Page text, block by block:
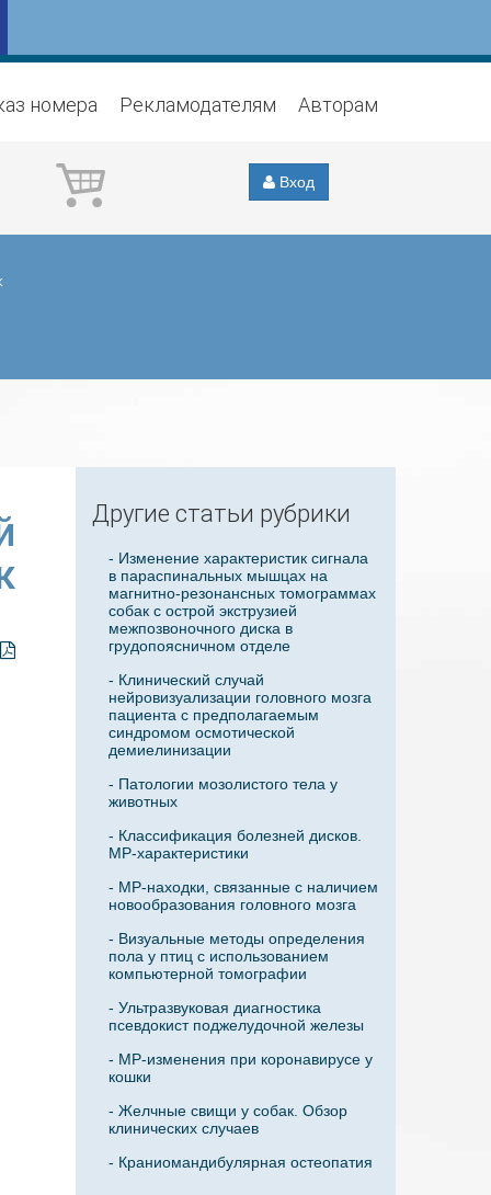
номера Рекламодателям Авторам
Вход
Другие статьи рубрики
- Изменение характеристик сигнала
в параспинальных мышцах на
магнитно-резонансных томограммах
собак с острой экструзией
межпозвоночного диска в
грудопоясничном отделе
- Клинический случай
нейровизуализации головного мозга
пациента с предполагаемым
синдромом осмотической
демиелинизации
- Патологии мозолистого тела у
животных
- Классификация болезней дисков.
МР-характеристики
- МР-находки, связанные с наличием
новообразования головного мозга
- Визуальные методы определения
пола у птиц с использованием
компьютерной томографии
- Ультразвуковая диагностика
псевдокист поджелудочной железы
- МР-изменения при коронавирусе у
кошки
- Желчные свищи у собак. Обзор
клинических случаев
- Краниомандибулярная остеопатия